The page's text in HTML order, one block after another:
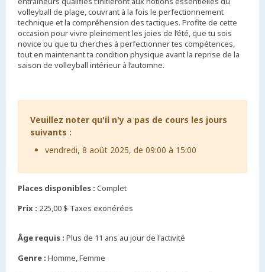
volleyball de plage, couvrant à la fois le perfectionnement
technique et la compréhension des tactiques. Profite de cette
occasion pour vivre pleinement les joies de l’été, que tu sois
novice ou que tu cherches à perfectionner tes compétences,
tout en maintenant ta condition physique avant la reprise de la
saison de volleyball intérieur à l’automne.
Veuillez noter qu'il n'y a pas de cours les jours
suivants :
vendredi, 8 août 2025, de 09:00 à 15:00
Places disponibles : Complet
Prix : 225,00 $ Taxes exonérées
Âge requis : Plus de 11 ans au jour de l'activité
Genre : Homme, Femme